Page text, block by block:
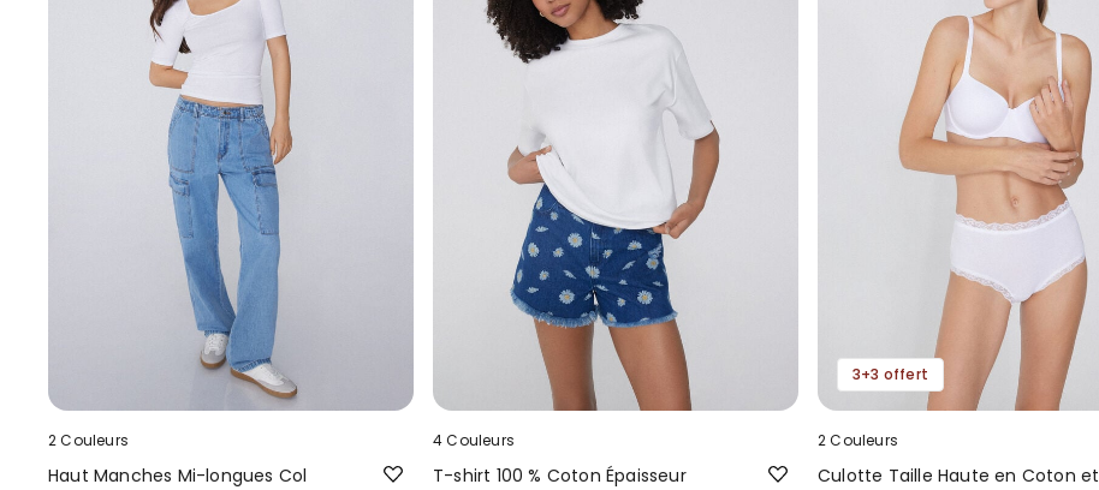
2 Couleurs
Haut Manches Mi-longues Col
4 Couleurs
T-shirt 100 % Coton Épaisseur
3+3 offert
2 Couleurs
Culotte Taille Haute en Coton et